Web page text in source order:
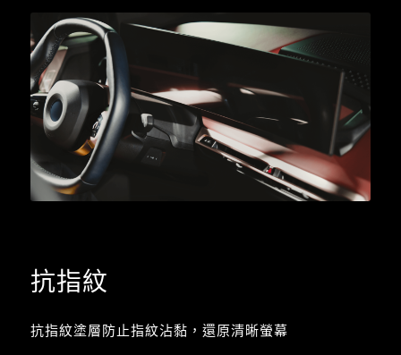
抗指紋
抗指紋塗層防止指紋沾黏，還原清晰螢幕